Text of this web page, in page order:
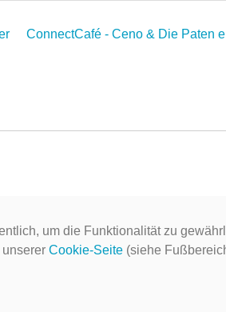
ConnectCafé - Ceno & Die Paten
um die Funktionalität zu
unserer Cookie-Seite (siehe